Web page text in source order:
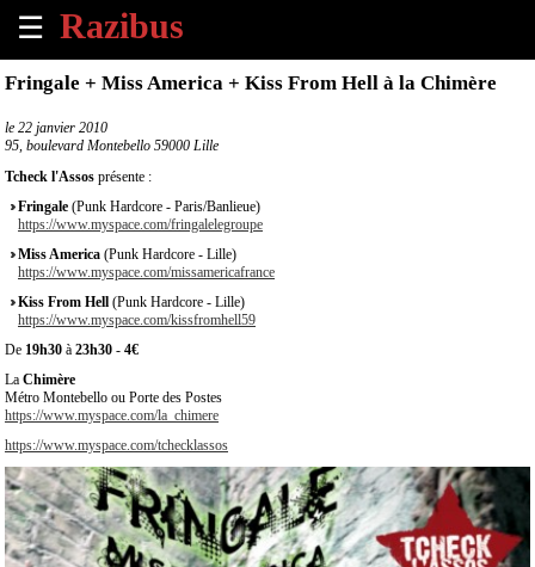
☰
×
Tous
évènements
à
venir
Annoncer
évènement
Contact
À
propos
Fringale + Miss America + Kiss From Hell à la Chimère
le 22 janvier 2010
95, boulevard Montebello 59000 Lille
Tcheck l'Assos présente :
Fringale (Punk Hardcore - Paris/Banlieue)
https://www.myspace.com/fringalelegroupe
Miss America (Punk Hardcore - Lille)
https://www.myspace.com/missamericafrance
Kiss From Hell (Punk Hardcore - Lille)
https://www.myspace.com/kissfromhell59
De 19h30 à 23h30 - 4€
La Chimère
Métro Montebello ou Porte des Postes
https://www.myspace.com/la_chimere
https://www.myspace.com/tchecklassos